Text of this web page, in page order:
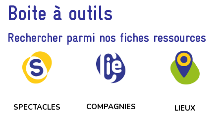
Boite à outils
Rechercher parmi nos fiches ressources
SPECTACLES COMPAGNIES LIEUX